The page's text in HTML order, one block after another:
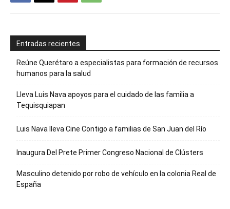
Entradas recientes
Reúne Querétaro a especialistas para formación de recursos
humanos para la salud
Lleva Luis Nava apoyos para el cuidado de las familia a
Tequisquiapan
Luis Nava lleva Cine Contigo a familias de San Juan del Río
Inaugura Del Prete Primer Congreso Nacional de Clústers
Masculino detenido por robo de vehículo en la colonia Real de
España